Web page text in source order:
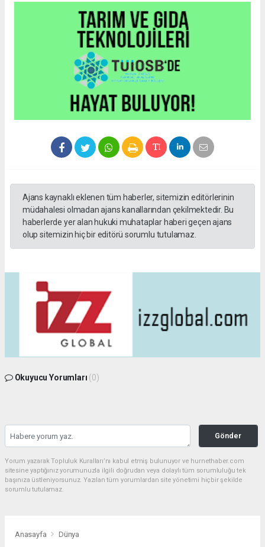
Ajans kaynaklı eklenen tüm haberler, sitemizin editörlerinin
müdahalesi olmadan ajans kanallarından çekilmektedir. Bu
haberlerde yer alan hukuki muhataplar haberi geçen ajans
olup sitemizin hiç bir editörü sorumlu tutulamaz.
Okuyucu Yorumları (0)
Gönder
Yorum yazarak Topluluk Kuralları’nı kabul etmiş bulunuyor ve hurnethaber.com
sitesine yaptığınız yorumunuzla ilgili doğrudan veya dolaylı tüm sorumluluğu tek
başınıza üstleniyorsunuz. Yazılan tüm yorumlardan site yönetimi hiçbir şekilde
sorumlu tutulamaz.
Anasayfa Dünya